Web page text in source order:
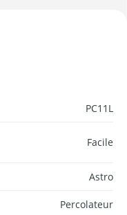
PC11L
Facile
Astro
Percolateur